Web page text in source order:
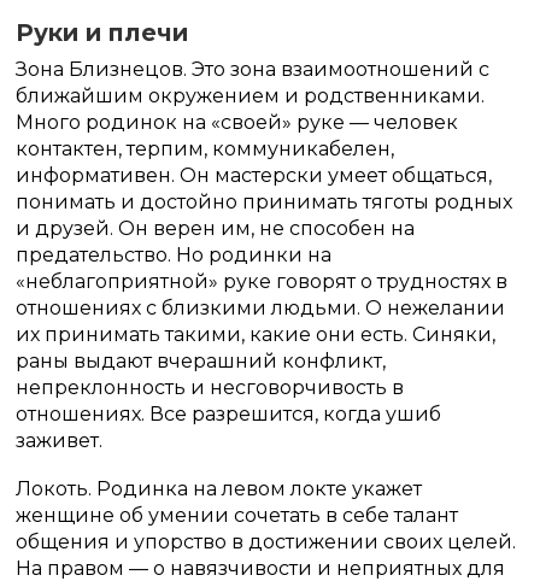
Руки и плечи
Зона Близнецов. Это зона взаимоотношений с
ближайшим окружением и родственниками.
Много родинок на «своей» руке — человек
контактен, терпим, коммуникабелен,
информативен. Он мастерски умеет общаться,
понимать и достойно принимать тяготы родных
и друзей. Он верен им, не способен на
предательство. Но родинки на
«неблагоприятной» руке говорят о трудностях в
отношениях с близкими людьми. О нежелании
их принимать такими, какие они есть. Синяки,
раны выдают вчерашний конфликт,
непреклонность и несговорчивость в
отношениях. Все разрешится, когда ушиб
заживет.
Локоть. Родинка на левом локте укажет
женщине об умении сочетать в себе талант
общения и упорство в достижении своих целей.
На правом — о навязчивости и неприятных для